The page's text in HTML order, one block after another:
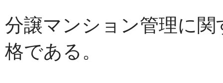
分譲マンション管理に
格である。